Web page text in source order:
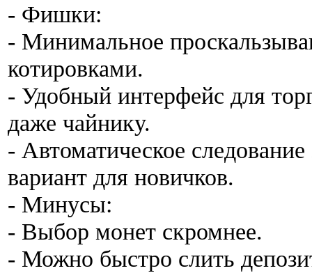
- Фишки:
- Минимальное
котировками.
- Удобный интерфейс для
даже чайнику.
- Автоматическое
вариант для новичков.
- Минусы:
- Выбор монет скромнее.
- Можно быстро слить